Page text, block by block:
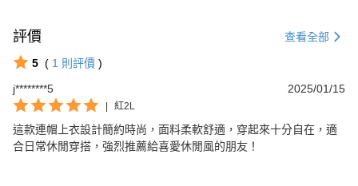
評價 查看全部
5 ( 1 則評價 )
j********5
2025/01/15
| 紅2L
這款連帽上衣設計簡約時尚，面料柔軟舒適，穿起來十分自在，適
合日常休閒穿搭，強烈推薦給喜愛休閒風的朋友！